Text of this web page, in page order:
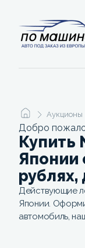
Аукционы
Добро
Купить
Японии
рублях,
Действующие
Японии.
автомобиль,